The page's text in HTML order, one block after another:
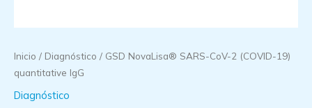
Inicio / Diagnóstico / GSD NovaLisa® SARS-CoV-2 (COVID-19)
quantitative IgG
Diagnóstico